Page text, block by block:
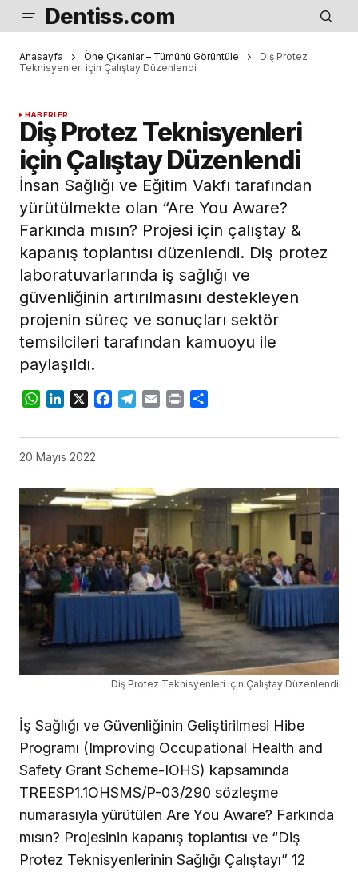
Dentiss.com
Anasayfa Öne Çıkanlar – Tümünü Görüntüle
Diş Protez
Teknisyenleri için Çalıştay Düzenlendi
HABERLER
Diş Protez Teknisyenleri
için Çalıştay Düzenlendi
İnsan Sağlığı ve Eğitim Vakfı tarafından
yürütülmekte olan “Are You Aware?
Farkında mısın? Projesi için çalıştay &
kapanış toplantısı düzenlendi. Diş protez
laboratuvarlarında iş sağlığı ve
güvenliğinin artırılmasını destekleyen
projenin süreç ve sonuçları sektör
temsilcileri tarafından kamuoyu ile
paylaşıldı.
WhatsApp
LinkedIn
X Facebook
Telegram
Email Print
20 Mayıs 2022
Diş Protez Teknisyenleri için Çalıştay Düzenlendi
İş Sağlığı ve Güvenliğinin Geliştirilmesi Hibe
Programı (Improving Occupational Health and
Safety Grant Scheme-IOHS) kapsamında
TREESP1.1OHSMS/P-03/290 sözleşme
numarasıyla yürütülen Are You Aware? Farkında
mısın? Projesinin kapanış toplantısı ve “Diş
Protez Teknisyenlerinin Sağlığı Çalıştayı” 12